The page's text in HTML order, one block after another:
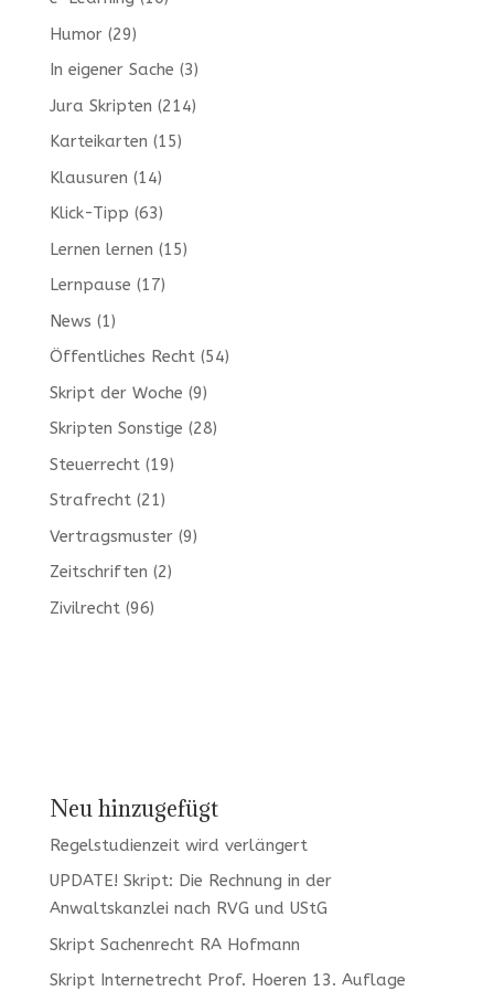
Humor(29)
In eigener Sache (3)
Jura Skripten (214)
Karteikarten (15)
Klausuren (14)
Klick-Tipp (63)
Lernen lernen (15)
Lernpause (17)
News (1)
Öffentliches Recht(54)
Skript der Woche (9)
Skripten Sonstige (28)
Steuerrecht(19)
Strafrecht(21)
Vertragsmuster(9)
Zeitschriften (2)
Zivilrecht(96)
Neu hinzugefügt
Regelstudienzeit wird verlängert
UPDATE! Skript: Die Rechnung in der
Anwaltskanzlei nach RVG und UStG
Skript Sachenrecht RA Hofmann
Skript Internetrecht Prof. Hoeren 13. Auflage